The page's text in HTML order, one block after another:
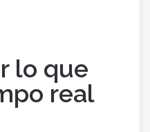
lo que
real